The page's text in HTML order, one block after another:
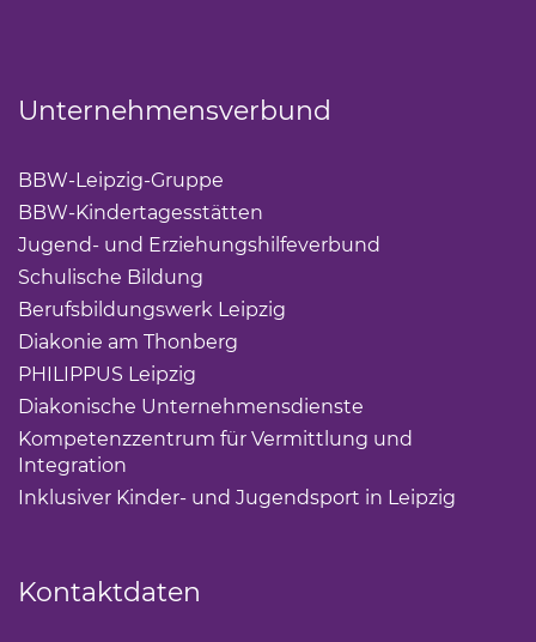
Unternehmensverbund
BBW-Leipzig-Gruppe
BBW-Kindertagesstätten
Jugend- und Erziehungshilfeverbund
Schulische Bildung
Berufsbildungswerk Leipzig
Diakonie am Thonberg
PHILIPPUS Leipzig
Diakonische Unternehmensdienste
Kompetenzzentrum für Vermittlung und
Integration
Inklusiver Kinder- und Jugendsport in Leipzig
Kontaktdaten